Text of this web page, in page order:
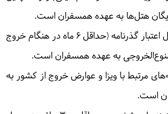
هلیکوپتر سواری تا اناپورنا، پرواز با هواپیمای
هتل‌ها به عهده همسفران است.
مسولیت کنترل اعتبار گذرنامه (حداقل ۶ ماه در هنگام خروج
به عهده همسفران است.
مرتبط با ویزا و عوارض خروج از کشور به
است.